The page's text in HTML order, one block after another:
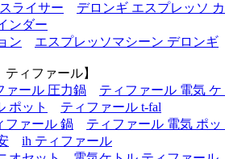
ライサー
デロンギ エスプレッソ
ンダー
ン
エスプレッソマシーン デロンギ
ィファール】
ァール 圧力鍋
ティファール 電気 ケ
ポット
ティファール t-fal
ファール 鍋
ティファール 電気 ポッ
ih ティファール